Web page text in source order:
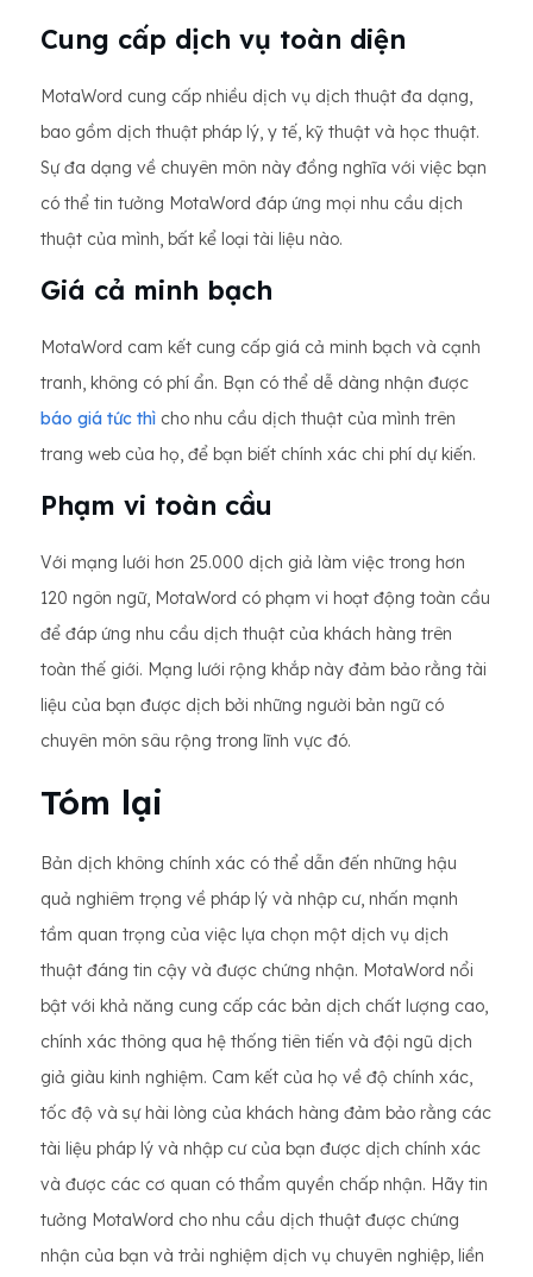
Cung cấp dịch vụ toàn diện
MotaWord cung cấp nhiều dịch vụ dịch thuật đa dạng,
bao gồm dịch thuật pháp lý, y tế, kỹ thuật và học thuật.
Sự đa dạng về chuyên môn này đồng nghĩa với việc bạn
có thể tin tưởng MotaWord đáp ứng mọi nhu cầu dịch
thuật của mình, bất kể loại tài liệu nào.
Giá cả minh bạch
MotaWord cam kết cung cấp giá cả minh bạch và cạnh
tranh, không có phí ẩn. Bạn có thể dễ dàng nhận được
báo giá tức thì cho nhu cầu dịch thuật của mình trên
trang web của họ, để bạn biết chính xác chi phí dự kiến.
Phạm vi toàn cầu
Với mạng lưới hơn 25.000 dịch giả làm việc trong hơn
120 ngôn ngữ, MotaWord có phạm vi hoạt động toàn cầu
để đáp ứng nhu cầu dịch thuật của khách hàng trên
toàn thế giới. Mạng lưới rộng khắp này đảm bảo rằng tài
liệu của bạn được dịch bởi những người bản ngữ có
chuyên môn sâu rộng trong lĩnh vực đó.
Tóm lại
Bản dịch không chính xác có thể dẫn đến những hậu
quả nghiêm trọng về pháp lý và nhập cư, nhấn mạnh
tầm quan trọng của việc lựa chọn một dịch vụ dịch
thuật đáng tin cậy và được chứng nhận. MotaWord nổi
bật với khả năng cung cấp các bản dịch chất lượng cao,
chính xác thông qua hệ thống tiên tiến và đội ngũ dịch
giả giàu kinh nghiệm. Cam kết của họ về độ chính xác,
tốc độ và sự hài lòng của khách hàng đảm bảo rằng các
tài liệu pháp lý và nhập cư của bạn được dịch chính xác
và được các cơ quan có thẩm quyền chấp nhận. Hãy tin
tưởng MotaWord cho nhu cầu dịch thuật được chứng
nhận của bạn và trải nghiệm dịch vụ chuyên nghiệp, liền